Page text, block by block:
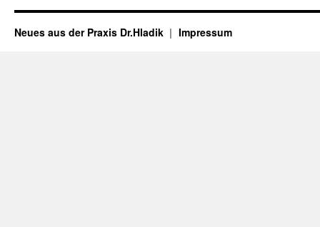
Neues aus der Praxis Dr.Hladik Impressum